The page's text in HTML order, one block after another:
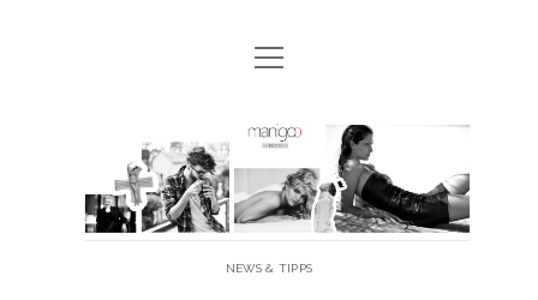
MANIGOO BLOG
MANIGOO MODELS
IMPRESSUM & DATENSCHUTZ
Menü
öffnen
Manigoo
NEWS & TIPPS